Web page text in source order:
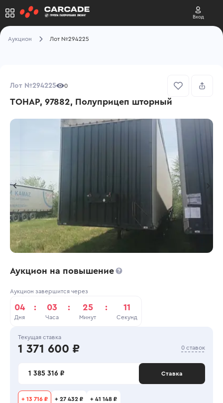
Вход
Аукцион Лот №294225
Лот №294225 0
ТОНАР, 97882, Полуприцеп шторный
Аукцион на повышение
Аукцион завершится через
04
Дня
: 03
Часа
: 25
Минут
: 11
Секунд
Текущая ставка
1 371 600 ₽ 0 ставок
1 385 316 ₽ Ставка
+ 13 716 ₽ + 27 432 ₽ + 41 148 ₽